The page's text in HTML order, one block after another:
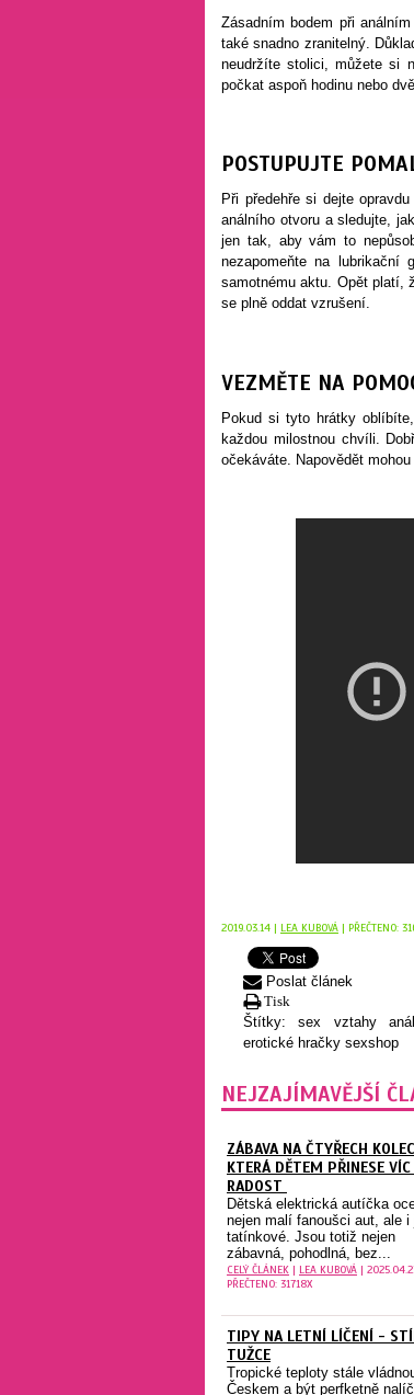
Zásadním bodem při
také snadno zranitelný.
neudržíte stolici, můžete si
počkat aspoň hodinu nebo
POSTUPUJTE
Při předehře si dejte
análního otvoru a sledujte,
jen tak, aby vám to
nezapomeňte na
samotnému aktu. Opět platí,
se plně oddat vzrušení.
VEZMĚTE NA
Pokud si tyto hrátky
každou milostnou chvíli.
očekáváte. Napovědět
2019.03.14 | LEA KUBOVÁ | PŘEČTENO:
Poslat článek
Tisk
Štítky:sex vztahy
erotické hračky sexshop
NEJZAJÍMAVĚJŠÍ
ZÁBAVA NA ČTYŘECH
KTERÁ DĚTEM PŘINESE VÍC
RADOST
Dětská elektrická autíčka
nejen malí fanoušci aut, ale i
tatínkové. Jsou totiž nejen
zábavná, pohodlná, bez...
CELÝ ČLÁNEK | LEA KUBOVÁ |
PŘEČTENO: 31718X
TIPY NA LETNÍ LÍČENÍ -
TUŽCE
Tropické teploty stále
Českem a být perfketně